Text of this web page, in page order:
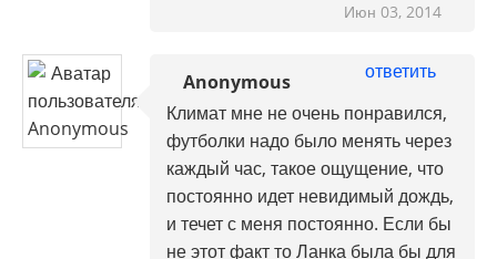
Июн 03, 2014
Anonymous
ответить
Климат мне не очень понравился,
футболки надо было менять через
каждый час, такое ощущение, что
постоянно идет невидимый дождь,
и течет с меня постоянно. Если бы
не этот факт то Ланка была бы для